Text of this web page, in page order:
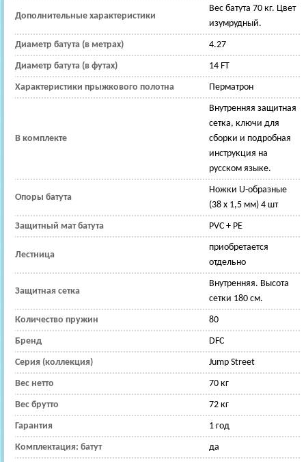
Дополнительные характеристики
Вес батута 70 кг. Цвет
изумрудный.
Диаметр батута (в метрах) 4.27
Диаметр батута (в футах) 14 FT
Характеристики прыжкового полотна Перматрон
В комплекте
Внутренняя защитная
сетка, ключи для
сборки и подробная
инструкция на
русском языке.
Опоры батута
Ножки U-образные
(38 х 1,5 мм) 4 шт
Защитный мат батута PVC + PE
Лестница
приобретается
отдельно
Защитная сетка
Внутренняя. Высота
сетки 180 см.
Количество пружин 80
Бренд DFC
Серия (коллекция) Jump Street
Вес нетто 70 кг
Вес брутто 72 кг
Гарантия 1 год
Комплектация: батут да